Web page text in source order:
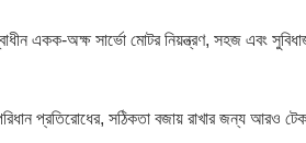
একক-অক্ষ সার্ভো মোটর নিয়ন্ত্রণ, সহজ এবং
প্রতিরোধের, সঠিকতা বজায় রাখার জন্য আরও